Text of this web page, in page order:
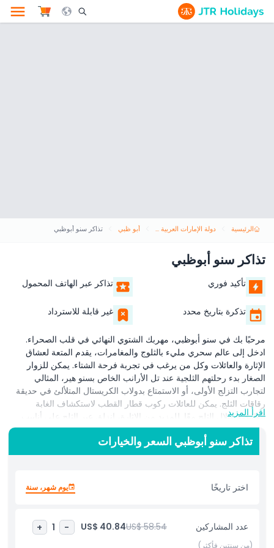
Search Opener Icon
الرئيسية دولة الإمارات العربية المتحدة أبو ظبي تذاكر سنو أبوظبي
تذاكر سنو أبوظبي
تأكيد فوري تذاكر عبر الهاتف المحمول
تذكرة بتاريخ محدد غير قابلة للاسترداد
مرحبًا بك في سنو أبوظبي، مهربك الشتوي النهائي في قلب الصحراء.
ادخل إلى عالم سحري مليء بالثلوج والمغامرات، يقدم المتعة لعشاق
الإثارة والعائلات وكل من يرغب في تجربة فرحة الشتاء. يمكن للزوار
الصغار بدء رحلتهم الثلجية عند تل الأرانب الخاص بسنو هير، المثالي
لتجارب التزلج الأولى، أو الاستمتاع بدولاب الكريستال المتلألئ في حديقة
رقاقات الثلج. يمكن للعائلات ركوب قطار القطب لاستكشاف الغابة
الغامضة وتلال الثلج معًا. للمزيد من الإثارة، انزلق عبر الثلج على أنابيب
الاصطدام الخاصة بآيس آند فلو أو تسابق على منحدر دريفت، بينما يمكن
للمغامرين الأكبر سنًا التنافس في سباق التوبوجان الخاص بآيس آند فلو أو
الانطلاق عبر الالتواءات والدوامات في هروب قمة جراوبل. تشمل التجارب
رحلة بومة الثلج، أو الانزلاق عبر زحليقة الشجرة من الشجرة المسحورة
إلى المقهى المسحور. مع ألعاب ومغامرات لكل فئة عمرية، يعد سنو
اقرأ المزيد
تذاكر سنو أبوظبي السعر والخيارات
اختر تاريخًا يوم شهر، سنة
عدد المشاركين US$ 58.54
US$ 40.84
-
1
+
(من سنتين فأكثر)